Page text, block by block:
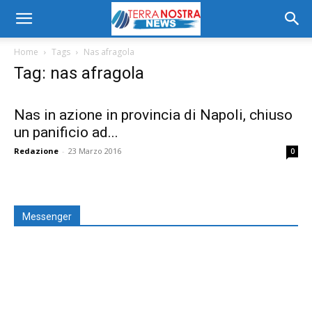
Home Tags Nas afragola
Tag: nas afragola
Nas in azione in provincia di Napoli, chiuso
un panificio ad...
Redazione - 23 Marzo 2016 0
Messenger